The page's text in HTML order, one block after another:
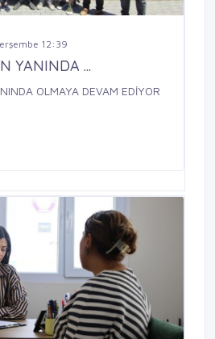
12:39
YANINDA ...
OLMAYA DEVAM EDİYOR